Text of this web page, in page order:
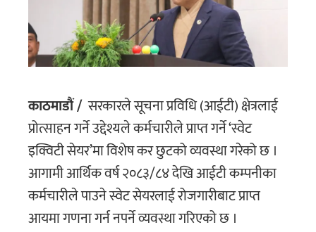
काठमाडौं / सरकारले सूचना प्रविधि (आईटी) क्षेत्रलाई
प्रोत्साहन गर्ने उद्देश्यले कर्मचारीले प्राप्त गर्ने ‘स्वेट
इक्विटी सेयर’मा विशेष कर छुटको व्यवस्था गरेको छ ।
आगामी आर्थिक वर्ष २०८३/८४ देखि आईटी कम्पनीका
कर्मचारीले पाउने स्वेट सेयरलाई रोजगारीबाट प्राप्त
आयमा गणना गर्न नपर्ने व्यवस्था गरिएको छ ।